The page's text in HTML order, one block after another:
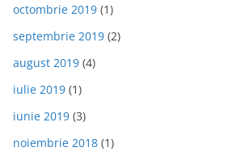
octombrie 2019 (1)
septembrie 2019 (2)
august 2019 (4)
iulie 2019 (1)
iunie 2019 (3)
noiembrie 2018 (1)